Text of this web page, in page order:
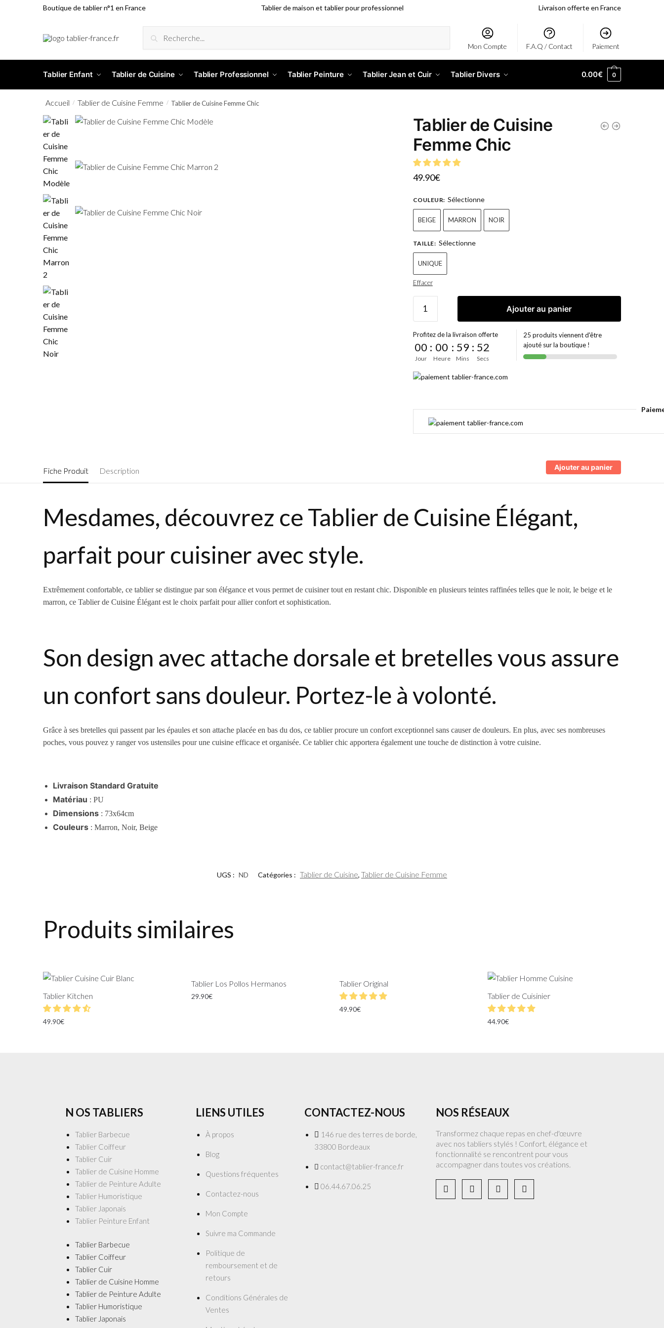
Boutique de tablier n°1 en France Tablier de maison et tablier pour professionnel Livraison offerte en France
RECHERCHE Mon Compte F.A.Q / Contact Paiement
Tablier Enfant Tablier de Cuisine Tablier Professionnel Tablier Peinture Tablier Jean et Cuir Tablier Divers 0.00€ 0
Accueil / Tablier de Cuisine Femme / Tablier de Cuisine Femme Chic
Tablier de Cuisine
Femme Chic
49.90€
COULEUR: Sélectionne
BEIGE MARRON NOIR
TAILLE: Sélectionne
UNIQUE
Effacer
Ajouter au panier
Profitez de la livraison offerte
00
Jour
: 00
Heure
: 59
Mins
: 51
Secs
25 produits viennent d'être
ajouté sur la boutique !
Fiche Produit Description Ajouter au panier
Mesdames, découvrez ce Tablier de Cuisine Élégant,
parfait pour cuisiner avec style.
Extrêmement confortable, ce tablier se distingue par son élégance et vous permet de cuisiner tout en restant chic. Disponible en plusieurs teintes raffinées telles que le noir, le beige et le
marron, ce Tablier de Cuisine Élégant est le choix parfait pour allier confort et sophistication.
Son design avec attache dorsale et bretelles vous assure
un confort sans douleur. Portez-le à volonté.
Grâce à ses bretelles qui passent par les épaules et son attache placée en bas du dos, ce tablier procure un confort exceptionnel sans causer de douleurs. En plus, avec ses nombreuses
poches, vous pouvez y ranger vos ustensiles pour une cuisine efficace et organisée. Ce tablier chic apportera également une touche de distinction à votre cuisine.
Livraison Standard Gratuite
Matériau : PU
Dimensions : 73x64cm
Couleurs : Marron, Noir, Beige
UGS : ND Catégories : Tablier de Cuisine, Tablier de Cuisine Femme
Produits similaires
Tablier Kitchen
49.90€
Tablier Los Pollos Hermanos
29.90€
Tablier Original
49.90€
Tablier de Cuisinier
44.90€
N OS TABLIERS
Tablier Barbecue
Tablier Coiffeur
Tablier Cuir
Tablier de Cuisine Homme
Tablier de Peinture Adulte
Tablier Humoristique
Tablier Japonais
Tablier Peinture Enfant
Tablier Barbecue
Tablier Coiffeur
Tablier Cuir
Tablier de Cuisine Homme
Tablier de Peinture Adulte
Tablier Humoristique
Tablier Japonais
LIENS UTILES
À propos
Blog
Questions fréquentes
Contactez-nous
Mon Compte
Suivre ma Commande
Politique de
remboursement et de
retours
Conditions Générales de
Ventes
CONTACTEZ-NOUS
146 rue des terres de borde,
33800 Bordeaux
contact@tablier-france.fr
06.44.67.06.25
NOS RÉSEAUX
Transformez chaque repas en chef-d'œuvre
avec nos tabliers stylés ! Confort, élégance et
fonctionnalité se rencontrent pour vous
accompagner dans toutes vos créations.